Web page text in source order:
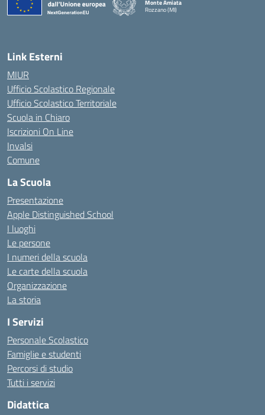
Monte Amiata
Rozzano (MI)
Link Esterni
MIUR
Ufficio Scolastico Regionale
Ufficio Scolastico Territoriale
Scuola in Chiaro
Iscrizioni On Line
Invalsi
Comune
La Scuola
Presentazione
Apple Distinguished School
I luoghi
Le persone
I numeri della scuola
Le carte della scuola
Organizzazione
La storia
I Servizi
Personale Scolastico
Famiglie e studenti
Percorsi di studio
Tutti i servizi
Didattica